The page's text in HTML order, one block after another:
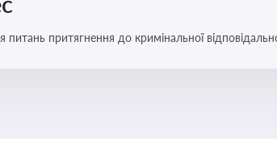
притягнення до кримінальної